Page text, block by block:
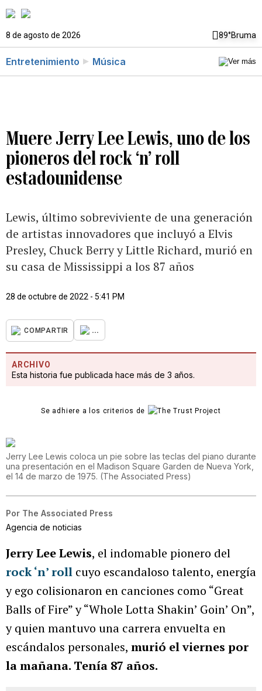
8 de agosto de 2026 89°Bruma
Entretenimiento Música
Muere Jerry Lee Lewis, uno de los
pioneros del rock ‘n’ roll
estadounidense
Lewis, último sobreviviente de una generación
de artistas innovadores que incluyó a Elvis
Presley, Chuck Berry y Little Richard, murió en
su casa de Mississippi a los 87 años
28 de octubre de 2022 - 5:41 PM
COMPARTIR ...
ARCHIVO
Esta historia fue publicada hace más de 3 años.
Se adhiere a los criterios de
Jerry Lee Lewis coloca un pie sobre las teclas del piano durante
una presentación en el Madison Square Garden de Nueva York,
el 14 de marzo de 1975. (The Associated Press)
Por The Associated Press
Agencia de noticias
Jerry Lee Lewis, el indomable pionero del
rock ‘n’ roll cuyo escandaloso talento, energía
y ego colisionaron en canciones como “Great
Balls of Fire” y “Whole Lotta Shakin’ Goin’ On”,
y quien mantuvo una carrera envuelta en
escándalos personales, murió el viernes por
la mañana. Tenía 87 años.